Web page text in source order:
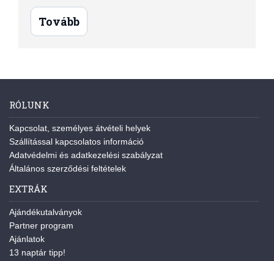
Tovább
RÓLUNK
Kapcsolat, személyes átvételi helyek
Szállítással kapcsolatos információ
Adatvédelmi és adatkezelési szabályzat
Általános szerződési feltételek
EXTRÁK
Ajándékutalványok
Partner program
Ajánlatok
13 naptár tipp!